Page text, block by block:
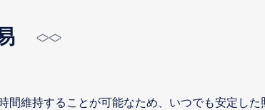
維持することが可能なため、いつでも安定した